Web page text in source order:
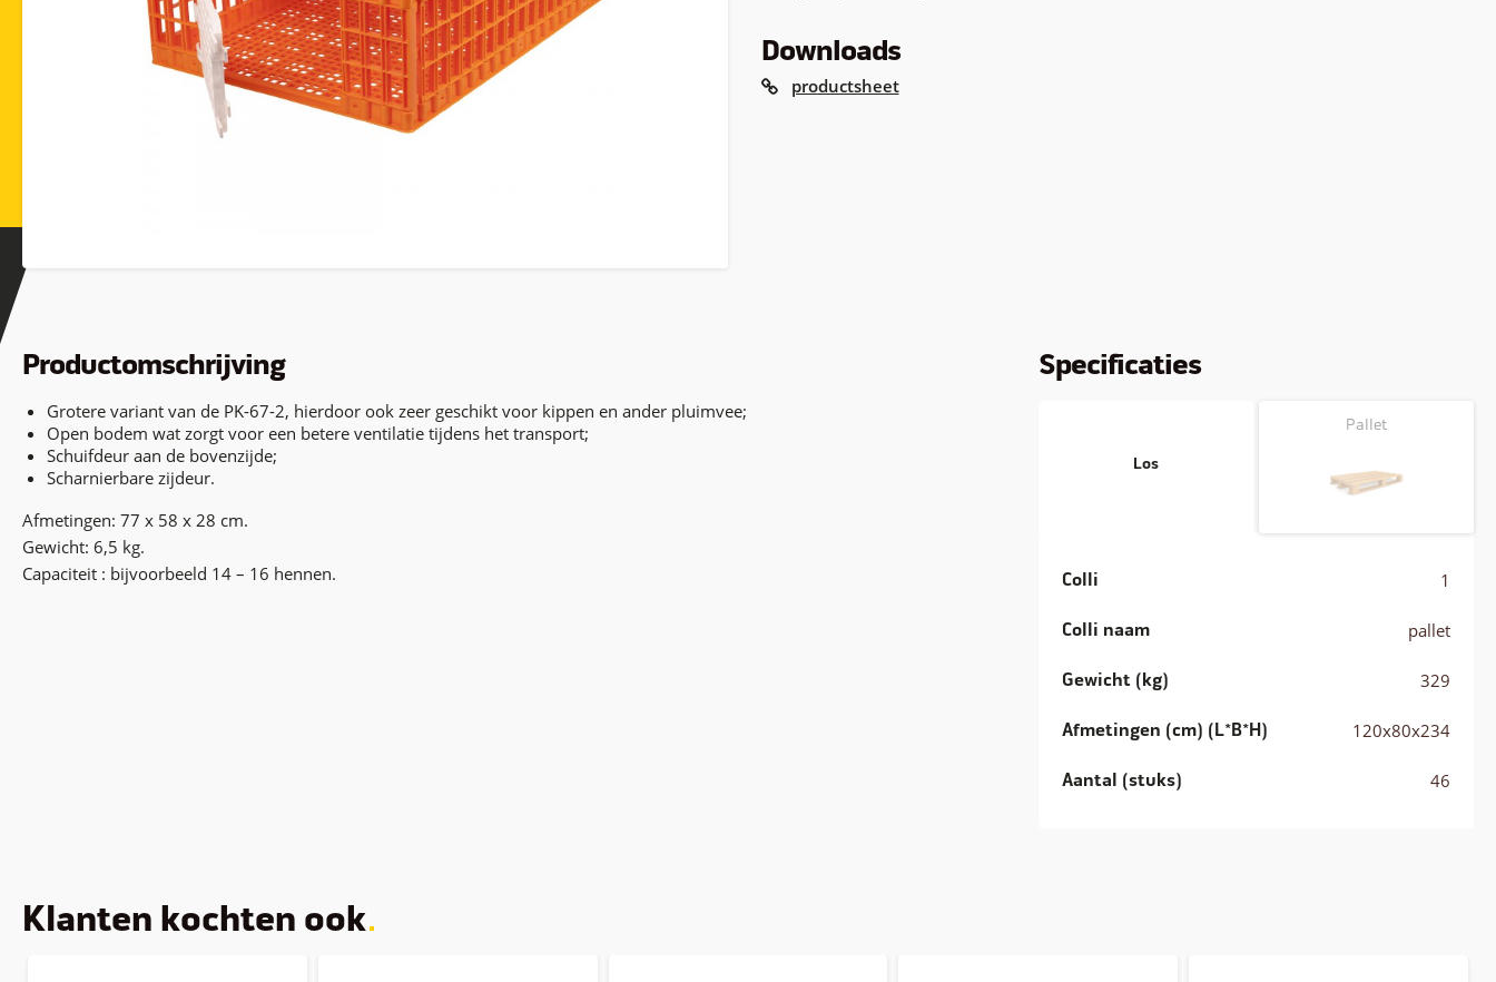
Downloads
productsheet
Productomschrijving
Grotere variant van de PK-67-2, hierdoor ook zeer geschikt voor kippen en ander pluimvee;
Open bodem wat zorgt voor een betere ventilatie tijdens het transport;
Schuifdeur aan de bovenzijde;
Scharnierbare zijdeur.
Afmetingen: 77 x 58 x 28 cm.
Gewicht: 6,5 kg.
Capaciteit : bijvoorbeeld 14 – 16 hennen.
Specificaties
Los
Pallet
Colli 1
Colli naam pallet
Gewicht (kg) 329
Afmetingen (cm) (L*B*H) 120x80x234
Aantal (stuks) 46
Klanten kochten ook